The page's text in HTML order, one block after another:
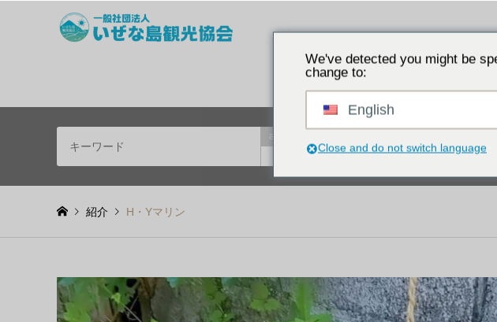
沖縄の歴史を探検・探究する離島。琉球王朝 尚
and
特徴から選ぶ
紹介 H・Yマリン
We've detected you might be
change to:
English
Close and do not switch language